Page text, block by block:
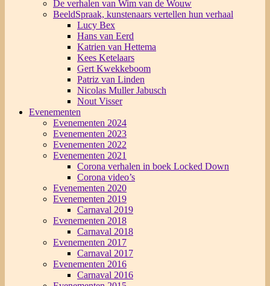
De verhalen van Wim van de Wouw
BeeldSpraak, kunstenaars vertellen hun verhaal
Lucy Bex
Hans van Eerd
Katrien van Hettema
Kees Ketelaars
Gert Kwekkeboom
Patriz van Linden
Nicolas Muller Jabusch
Nout Visser
Evenementen
Evenementen 2024
Evenementen 2023
Evenementen 2022
Evenementen 2021
Corona verhalen in boek Locked Down
Corona video’s
Evenementen 2020
Evenementen 2019
Carnaval 2019
Evenementen 2018
Carnaval 2018
Evenementen 2017
Carnaval 2017
Evenementen 2016
Carnaval 2016